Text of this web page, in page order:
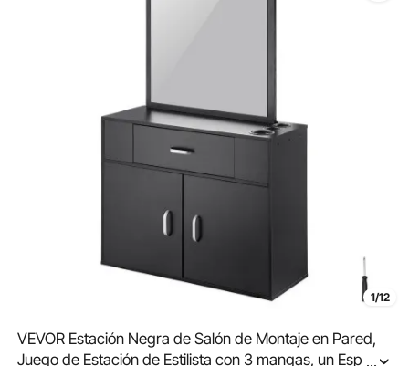
1/12
VEVOR Estación Negra de Salón de Montaje en Pared,
Juego de Estación de Estilista con 3 mangas, un Espejo,
...